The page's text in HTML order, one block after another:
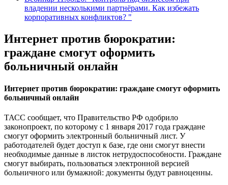
владении несколькими партнёрами. Как избежать
корпоративных конфликтов? "
Интернет против бюрократии:
граждане смогут оформить
больничный онлайн
Интернет против бюрократии: граждане смогут оформить
больничный онлайн
ТАСС сообщает, что Правительство РФ одобрило
законопроект, по которому с 1 января 2017 года граждане
смогут оформить электронный больничный лист. У
работодателей будет доступ к базе, где они смогут внести
необходимые данные в листок нетрудоспособности. Граждане
смогут выбирать, пользоваться электронной версией
больничного или бумажной: документы будут равноценны.